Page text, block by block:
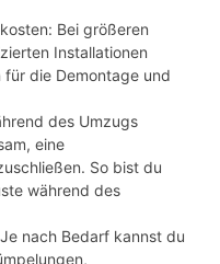
Bei größeren
Installationen
für die Demontage und
des Umzugs
eine
So bist du
während des
nach Bedarf kannst du